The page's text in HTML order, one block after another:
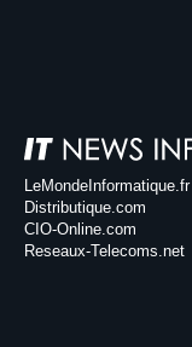
LeMondeInformatique.fr
Distributique.com
CIO-Online.com
Reseaux-Telecoms.net